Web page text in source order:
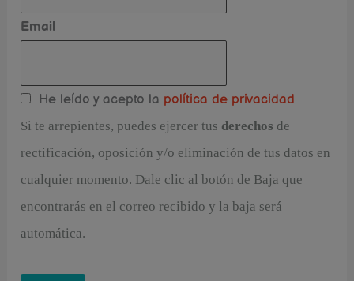
Email
He leído y acepto la política de privacidad
Si te arrepientes, puedes ejercer tus derechos de
rectificación, oposición y/o eliminación de tus datos en
cualquier momento. Dale clic al botón de Baja que
encontrarás en el correo recibido y la baja será
automática.